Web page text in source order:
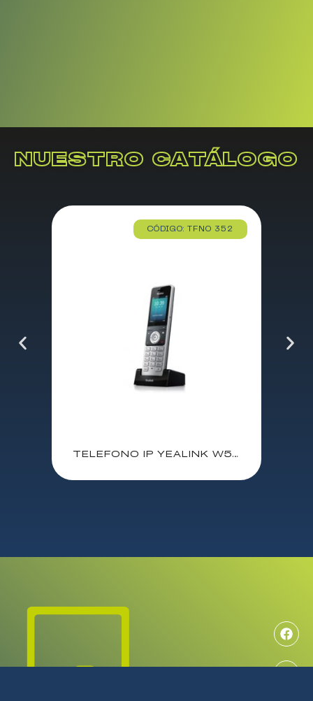
NUESTRO CATÁLOGO
CÓDIGO: TFNO 352
TELEFONO IP YEALINK W56H INALAMBRICO DECT / 5 CUENTAS SIP / FULL DUPLEX SONIDO HD / SUPLETORIO